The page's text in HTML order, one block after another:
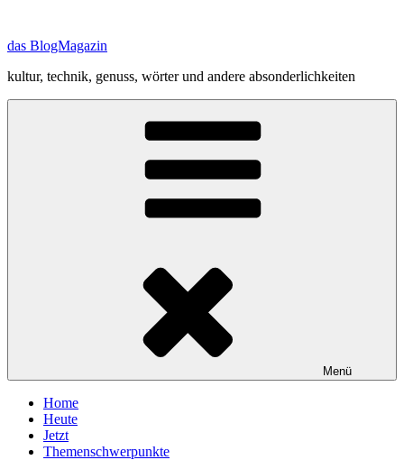
springen
das BlogMagazin
kultur, technik, genuss, wörter und andere absonderlichkeiten
Menü
Home
Heute
Jetzt
Themenschwerpunkte